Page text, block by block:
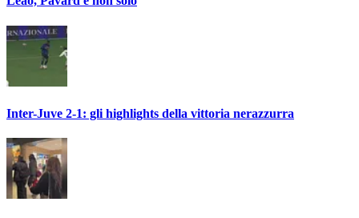
Inter-Juve 2-1: gli highlights della vittoria nerazzurra